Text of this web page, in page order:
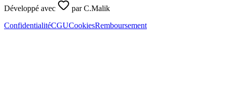
Développé avec parC.Malik
ConfidentialitéCGUCookiesRemboursement